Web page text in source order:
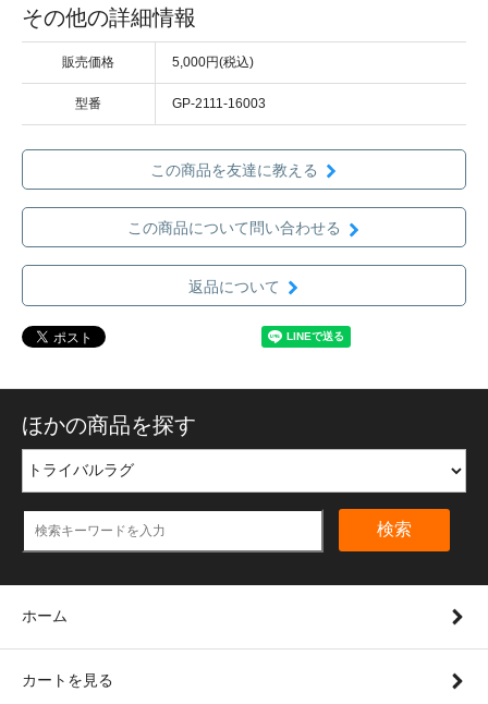
その他の詳細情報
販売価格 5,000円(税込)
型番 GP-2111-16003
この商品を友達に教える
この商品について問い合わせる
返品について
ほかの商品を探す
検索
ホーム
カートを見る